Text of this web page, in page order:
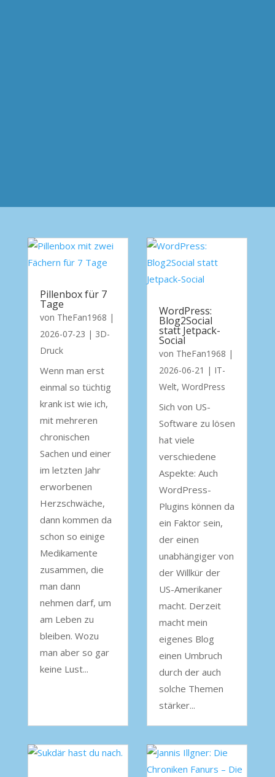
Pillenbox für 7
Tage
von TheFan1968 |
2026-07-23 | 3D-
Druck
Wenn man erst
einmal so tüchtig
krank ist wie ich,
mit mehreren
chronischen
Sachen und einer
im letzten Jahr
erworbenen
Herzschwäche,
dann kommen da
schon so einige
Medikamente
zusammen, die
man dann
nehmen darf, um
am Leben zu
bleiben. Wozu
man aber so gar
keine Lust...
WordPress:
Blog2Social
statt Jetpack-
Social
von TheFan1968 |
2026-06-21 | IT-
Welt, WordPress
Sich von US-
Software zu lösen
hat viele
verschiedene
Aspekte: Auch
WordPress-
Plugins können da
ein Faktor sein,
der einen
unabhängiger von
der Willkür der
US-Amerikaner
macht. Derzeit
macht mein
eigenes Blog
einen Umbruch
durch der auch
solche Themen
stärker...